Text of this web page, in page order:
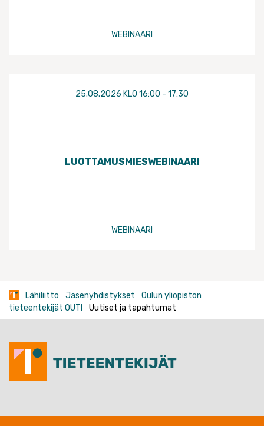
WEBINAARI
25.08.2026 KLO 16:00 - 17:30
LUOTTAMUSMIESWEBINAARI
WEBINAARI
Lähiliitto Jäsenyhdistykset
Oulun yliopiston
tieteentekijät OUTI
Uutiset ja tapahtumat